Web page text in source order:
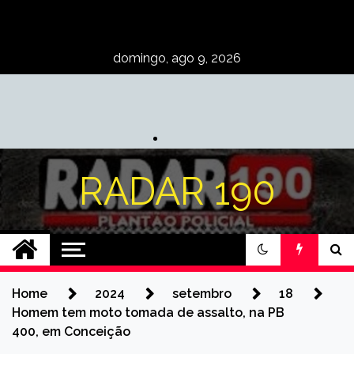
domingo, ago 9, 2026
RADAR 190
Home 2024 setembro
18
Homem tem moto tomada de assalto, na PB
400, em Conceição